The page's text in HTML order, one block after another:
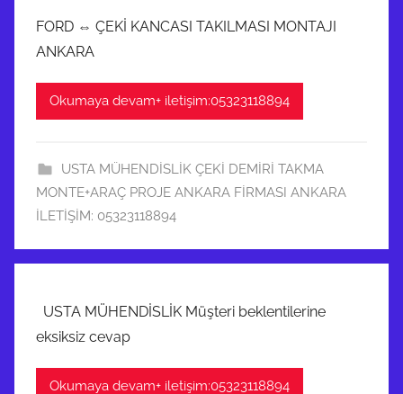
FORD ⇔ ÇEKİ KANCASI TAKILMASI MONTAJI
ANKARA
Okumaya devam+ iletişim:05323118894
USTA MÜHENDİSLİK ÇEKİ DEMİRİ TAKMA
MONTE+ARAÇ PROJE ANKARA FİRMASI ANKARA
İLETİŞİM: 05323118894
USTA MÜHENDİSLİK Müşteri beklentilerine
eksiksiz cevap
Okumaya devam+ iletişim:05323118894